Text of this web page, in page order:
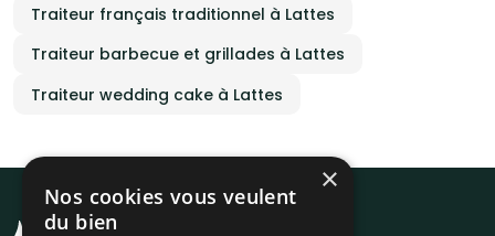
Traiteur français traditionnel à Lattes
Traiteur barbecue et grillades à Lattes
Traiteur wedding cake à Lattes
×
Nos cookies vous veulent
du bien